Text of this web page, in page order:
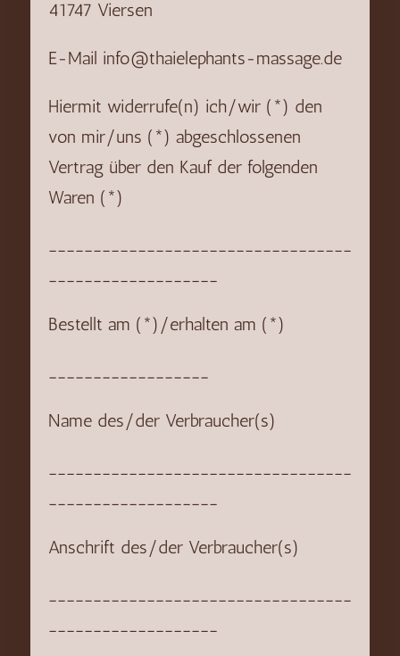
41747 Viersen
E-Mail info@thaielephants-massage.de
Hiermit widerrufe(n) ich/wir (*) den
von mir/uns (*) abgeschlossenen
Vertrag über den Kauf der folgenden
Waren (*)
__________________________________
___________________
Bestellt am (*)/erhalten am (*)
__________________
Name des/der Verbraucher(s)
__________________________________
___________________
Anschrift des/der Verbraucher(s)
__________________________________
___________________